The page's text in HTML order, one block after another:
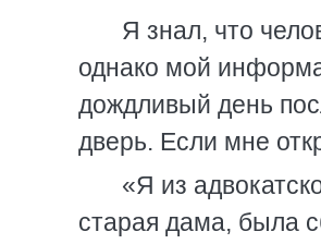
Я знал, что
однако мой
дождливый день
дверь. Если мне
«Я из
старая дама, была